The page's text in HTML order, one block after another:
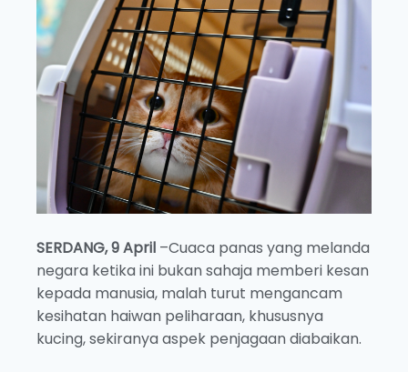
SERDANG, 9 April –Cuaca panas yang melanda
negara ketika ini bukan sahaja memberi kesan
kepada manusia, malah turut mengancam
kesihatan haiwan peliharaan, khususnya
kucing, sekiranya aspek penjagaan diabaikan.